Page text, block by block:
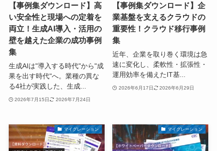
【事例集ダウンロード】高
い安全性と現場への定着を
両立！生成AI導入・活用の
壁を越えた企業の成功事例
集
生成AIは"導入する時代"から"成
果を出す時代"へ。業種の異な
る4社が実践した、生成...
2026年7月15日 2026年7月24日
【事例集ダウンロード】企
業基盤を支えるクラウドの
重要性！クラウド移行事例
集
近年、企業を取り巻く環境は急
速に変化し、柔軟性・拡張性・
運用効率を備えたIT基...
2026年6月17日 2026年6月29日
マイグレーション マイグレーション